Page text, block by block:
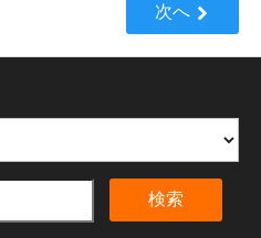
次へ
検索